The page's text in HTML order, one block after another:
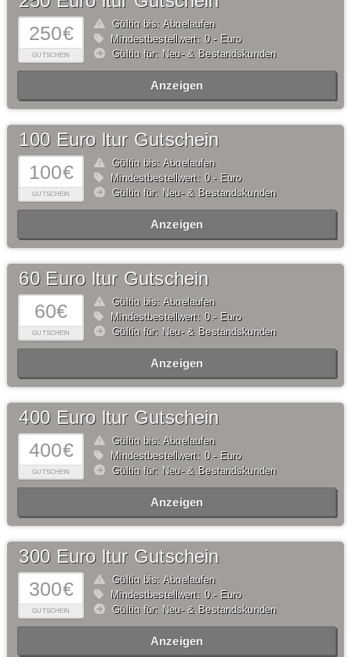
250€
GUTSCHEIN
Gültig bis: Abgelaufen
Mindestbestellwert: 0,- Euro
Gültig für: Neu- & Bestandskunden
Anzeigen
100€
GUTSCHEIN
100 Euro ltur Gutschein
Gültig bis: Abgelaufen
Mindestbestellwert: 0,- Euro
Gültig für: Neu- & Bestandskunden
Anzeigen
60€
GUTSCHEIN
60 Euro ltur Gutschein
Gültig bis: Abgelaufen
Mindestbestellwert: 0,- Euro
Gültig für: Neu- & Bestandskunden
Anzeigen
400€
GUTSCHEIN
400 Euro ltur Gutschein
Gültig bis: Abgelaufen
Mindestbestellwert: 0,- Euro
Gültig für: Neu- & Bestandskunden
Anzeigen
300€
GUTSCHEIN
300 Euro ltur Gutschein
Gültig bis: Abgelaufen
Mindestbestellwert: 0,- Euro
Gültig für: Neu- & Bestandskunden
Anzeigen